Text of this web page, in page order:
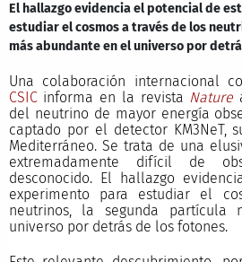
El hallazgo evidencia el potencial de
estudiar el cosmos a través de los
más abundante en el universo por
Una colaboración internacional
CSICinforma en la revista Nature
del neutrino de mayor energía
captado por el detector KM3NeT,
Mediterráneo. Se trata de una
extremadamente difícil de
desconocido. El hallazgo
experimento para estudiar el
neutrinos, la segunda partícula
universo por detrás de los fotones.